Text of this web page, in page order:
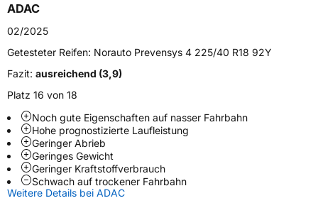
Fahrzeugtyp
VerwendungSommerreifen
ModellnamePrevensys 4
FahrzeugartPKW & SUV
Weitere Eigenschaften
SchlauchtypTL
ZustandNeureifen
ADAC
02/2025
Getesteter Reifen: Norauto Prevensys 4 225/40 R18 92Y
Fazit: ausreichend (3,9)
Platz 16 von 18
Noch gute Eigenschaften auf nasser Fahrbahn
Hohe prognostizierte Laufleistung
Geringer Abrieb
Geringes Gewicht
Geringer Kraftstoffverbrauch
Schwach auf trockener Fahrbahn
Weitere Details bei ADAC